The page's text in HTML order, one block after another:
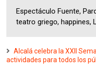
Espectáculo Fuente,
teatro griego, happines,
Alcalá celebra la XXII
actividades para todos los